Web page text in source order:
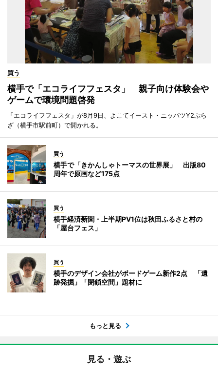
買う
横手で「エコライフフェスタ」 親子向け体験会や
ゲームで環境問題啓発
「エコライフフェスタ」が8月9日、よこてイースト・ニッパツY2ぷら
ざ（横手市駅前町）で開かれる。
買う
横手で「きかんしゃトーマスの世界展」 出版80
周年で原画など175点
買う
横手経済新聞・上半期PV1位は秋田ふるさと村の
「屋台フェス」
買う
横手のデザイン会社がボードゲーム新作2点 「遺
跡発掘」「閉鎖空間」題材に
もっと見る
見る・遊ぶ